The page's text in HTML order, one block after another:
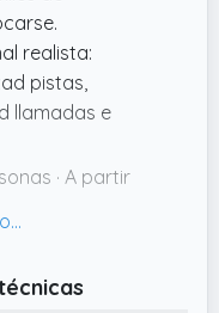
realista:
pistas,
llamadas e
· A partir
y familia,